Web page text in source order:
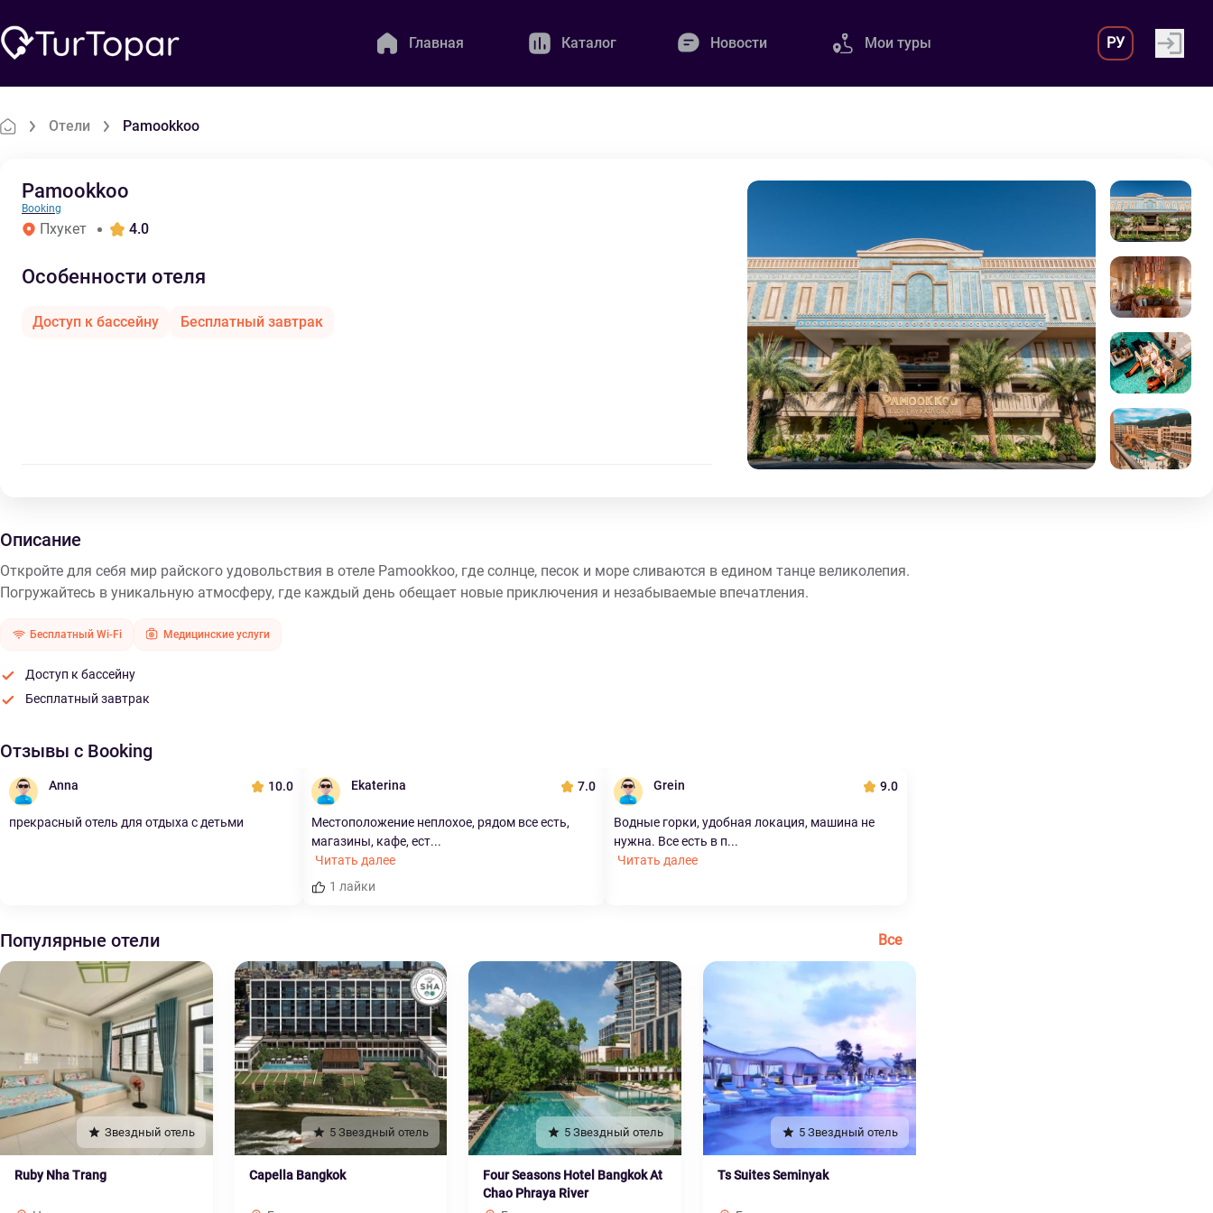
Главная Каталог Новости Мои туры РУ
Отели Pamookkoo
Pamookkoo
Booking
Пхукет 4.0
Особенности отеля
Доступ к бассейну Бесплатный завтрак
Описание
Откройте для себя мир райского удовольствия в отеле Pamookkoo, где солнце, песок и море сливаются в едином танце великолепия.
Погружайтесь в уникальную атмосферу, где каждый день обещает новые приключения и незабываемые впечатления.
Бесплатный Wi-Fi Медицинские услуги
Доступ к бассейну
Бесплатный завтрак
Отзывы с Booking
Anna 10.0
прекрасный отель для отдыха с детьми
Ekaterina 7.0
Местоположение неплохое, рядом все есть,
магазины, кафе, ест...
Читать далее
1 лайки
Grein 9.0
Водные горки, удобная локация, машина не
нужна. Все есть в п...
Читать далее
Популярные отели Все
Звездный отель
Ruby Nha Trang
5 Звездный отель
Capella Bangkok
5 Звездный отель
Four Seasons Hotel Bangkok At
Chao Phraya River
5 Звездный отель
Ts Suites Seminyak